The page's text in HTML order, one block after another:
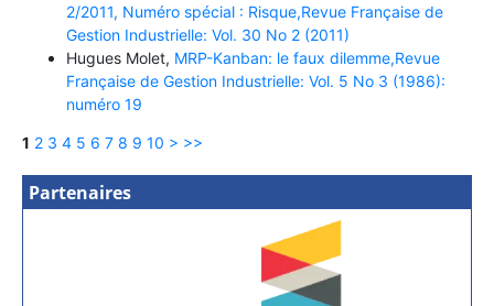
2/2011, Numéro spécial : Risque,Revue Française de
Gestion Industrielle: Vol. 30 No 2 (2011)
Hugues Molet, MRP-Kanban: le faux dilemme,Revue
Française de Gestion Industrielle: Vol. 5 No 3 (1986):
numéro 19
1 2 3 4 5 6 7 8 9 10 > >>
Partenaires